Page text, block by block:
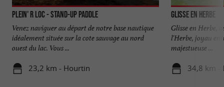
Plein' R Loc - Stand-Up Paddle
Venez naviguer au départ de notre base nautique
idéalement située sur la cote sauvage au nord
ouest du lac. Vous ...
23,2 km - Hourtin
Glisse en Herbe
Glisse en Herbe,
l'Herbe, joyau
majestueuse ...
34,8 km -